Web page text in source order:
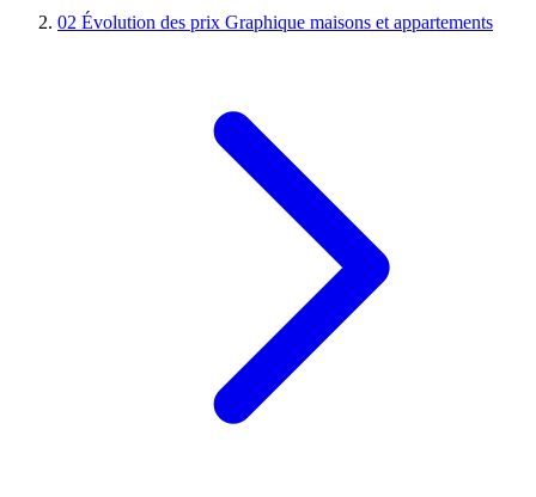
02 Évolution des prix Graphique maisons et appartements